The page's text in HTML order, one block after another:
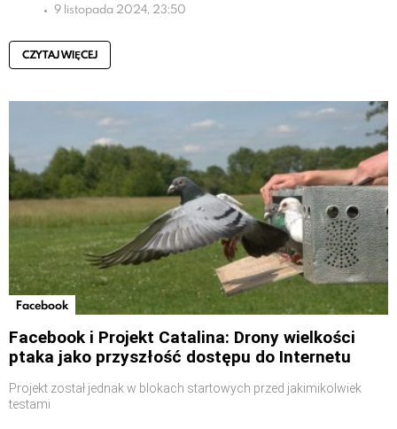
9 listopada 2024, 23:50
CZYTAJ WIĘCEJ
Facebook
Facebook i Projekt Catalina: Drony wielkości
ptaka jako przyszłość dostępu do Internetu
Projekt został jednak w blokach startowych przed jakimikolwiek
testami